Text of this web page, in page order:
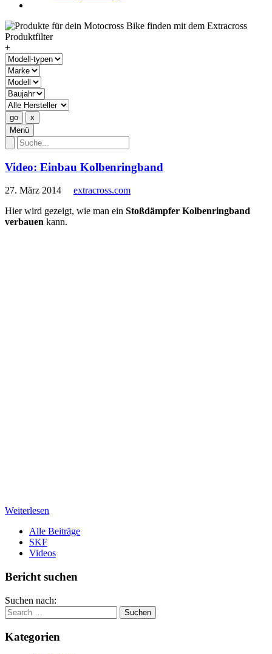
+
Menü
Video: Einbau Kolbenringband
27. März 2014
extracross.com
Hier wird gezeigt, wie man ein Stoßdämpfer Kolbenringband
verbauen kann.
Weiterlesen
Alle Beiträge
SKF
Videos
Bericht suchen
Suchen nach:
Kategorien